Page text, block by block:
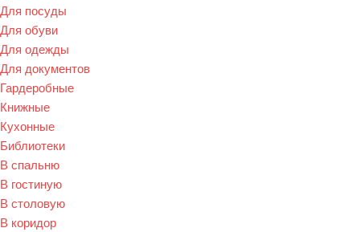
Для посуды
Для обуви
Для одежды
Для документов
Гардеробные
Книжные
Кухонные
Библиотеки
В спальню
В гостиную
В столовую
В коридор